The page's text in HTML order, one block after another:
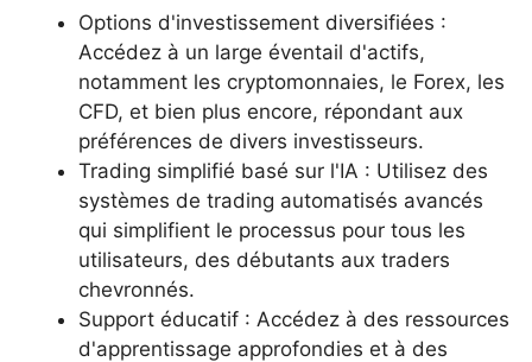
Options d'investissement diversifiées :
Accédez à un large éventail d'actifs,
notamment les cryptomonnaies, le Forex, les
CFD, et bien plus encore, répondant aux
préférences de divers investisseurs.
Trading simplifié basé sur l'IA : Utilisez des
systèmes de trading automatisés avancés
qui simplifient le processus pour tous les
utilisateurs, des débutants aux traders
chevronnés.
Support éducatif : Accédez à des ressources
d'apprentissage approfondies et à des